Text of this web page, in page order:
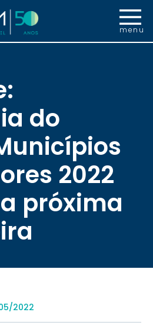
menu
do
2022
próxima
2022